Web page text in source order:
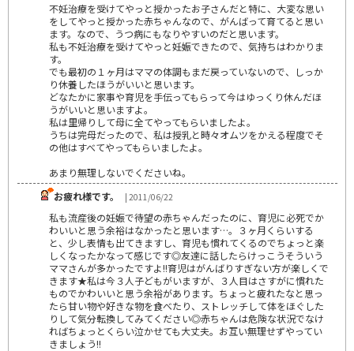
不妊治療を受けてやっと授かったお子さんだと特に、大変な思い
をしてやっと授かった赤ちゃんなので、がんばって育てると思い
ます。なので、うつ病にもなりやすいのだと思います。
私も不妊治療を受けてやっと妊娠できたので、気持ちはわかりま
す。
でも最初の１ヶ月はママの体調もまだ戻っていないので、しっか
り休養したほうがいいと思います。
どなたかに家事や育児を手伝ってもらって今はゆっくり休んだほ
うがいいと思いますよ。
私は里帰りして母に全てやってもらいましたよ。
うちは完母だったので、私は授乳と時々オムツをかえる程度でそ
の他はすべてやってもらいましたよ。
あまり無理しないでくださいね。
お疲れ様です。
| 2011/06/22
私も流産後の妊娠で待望の赤ちゃんだったのに、育児に必死でか
わいいと思う余裕はなかったと思います…。３ヶ月くらいする
と、少し表情も出てきますし、育児も慣れてくるのでちょっと楽
しくなったかなって感じです◎友達に話したらけっこうそういう
ママさんが多かったですよ!!育児はがんばりすぎない方が楽しくで
きます★私は今３人子どもがいますが、３人目はさすがに慣れた
ものでかわいいと思う余裕があります。ちょっと疲れたなと思っ
たら甘い物や好きな物を食べたり、ストレッチして体をほぐした
りして気分転換してみてください◎赤ちゃんは危険な状況でなけ
ればちょっとくらい泣かせても大丈夫。お互い無理せずやってい
きましょう!!